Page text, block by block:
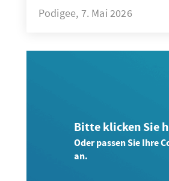
Podigee, 7. Mai 2026
Bitte klicken Sie
Oder passen Sie Ihre
an.